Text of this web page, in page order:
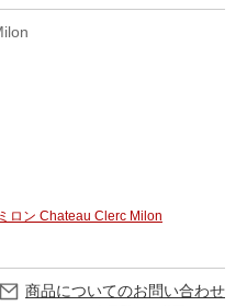
ロン Chateau Clerc Milon
商品についてのお問い合わせ